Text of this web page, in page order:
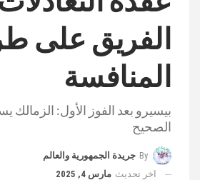
الفريق على
المنافسة
بيسيرو بعد الفوز الأول: الزمالك
الصحيح
By جريدة الجمهورية والعالم
اخر تحديث مارس 4, 2025